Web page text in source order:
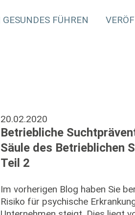
GESUNDES FÜHREN
20.02.2020
Betriebliche
Säule des Betrieblichen
Teil 2
Im vorherigen Blog haben Sie
Risiko für psychische